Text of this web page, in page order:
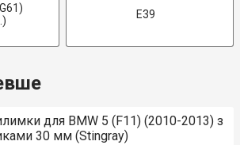
E39
для BMW 5 (F11) (2010-2013) з
30 мм (Stingray)